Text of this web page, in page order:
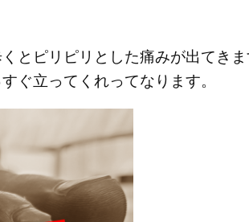
とピリピリとした痛みが出てきま
ぐ立ってくれってなります。